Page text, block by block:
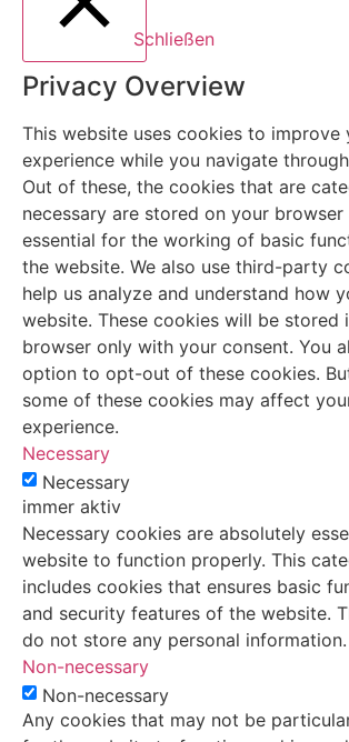
Schließen
Privacy Overview
This website uses cookies to improve
experience while you navigate
Out of these, the cookies that are
necessary are stored on your browser
essential for the working of basic
the website. We also use third-party
help us analyze and understand how
website. These cookies will be stored
browser only with your consent. You
option to opt-out of these cookies.
some of these cookies may affect
experience.
Necessary
Necessary
immer aktiv
Necessary cookies are absolutely
website to function properly. This
includes cookies that ensures basic
and security features of the website.
do not store any personal information.
Non-necessary
Non-necessary
Any cookies that may not be